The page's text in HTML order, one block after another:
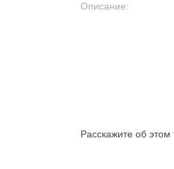
Описание:
Расскажите об этом